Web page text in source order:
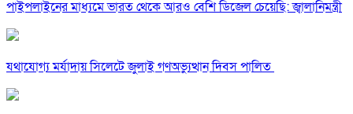
পাইপলাইনের মাধ্যমে ভারত থেকে আরও বেশি ডিজেল চেয়েছি: জ্বালানিমন্ত্রী
যথাযোগ্য মর্যাদায় সিলেটে জুলাই গণঅভ্যুত্থান দিবস পালিত